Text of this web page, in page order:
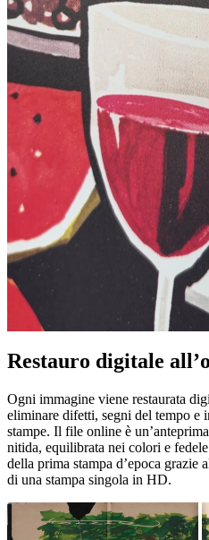
Restauro digitale
Ogni immagine viene restaurata
eliminare difetti, segni del tempo e
stampe. Il file online è
nitida, equilibrata nei colori e
della prima stampa d’epoca
di una stampa singola in HD.